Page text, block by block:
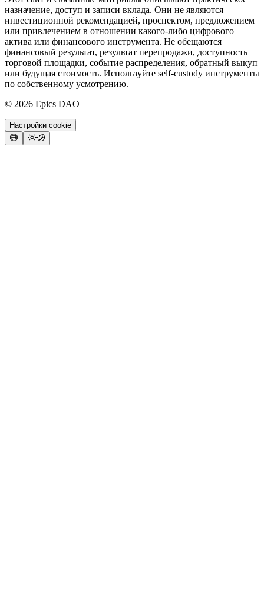
назначение, доступ и записи вклада. Они не являются
инвестиционной рекомендацией, проспектом, предложением
или привлечением в отношении какого-либо цифрового
актива или финансового инструмента. Не обещаются
финансовый результат, результат перепродажи, доступность
торговой площадки, событие распределения, обратный выкуп
или будущая стоимость. Используйте self-custody инструменты
по собственному усмотрению.
© 2026 Epics DAO
Настройки cookie